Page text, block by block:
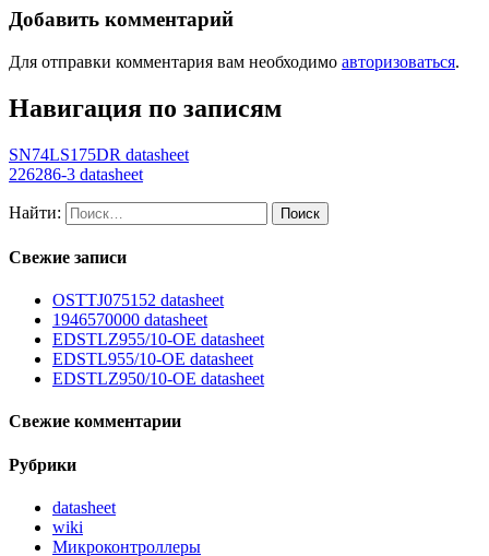
Добавить комментарий
Для отправки комментария вам необходимо авторизоваться.
Навигация по записям
SN74LS175DR datasheet
226286-3 datasheet
Найти:
Свежие записи
OSTTJ075152 datasheet
1946570000 datasheet
EDSTLZ955/10-OE datasheet
EDSTL955/10-OE datasheet
EDSTLZ950/10-OE datasheet
Свежие комментарии
Рубрики
datasheet
wiki
Микроконтроллеры